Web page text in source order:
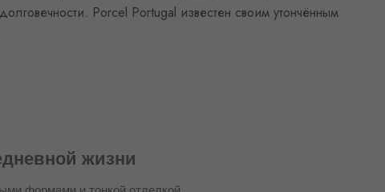
Porcel Portugal известен своим утончённым
жизни